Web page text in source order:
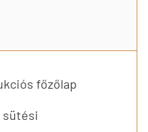
főzőlap
sütési